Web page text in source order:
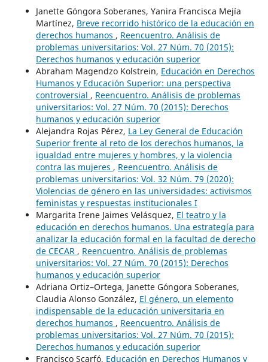
Janette Góngora Soberanes, Yanira Francisca Mejía
Martínez, Breve recorrido histórico de la educación en
derechos humanos , Reencuentro. Análisis de
problemas universitarios: Vol. 27 Núm. 70 (2015):
Derechos humanos y educación superior
Abraham Magendzo Kolstrein, Educación en Derechos
Humanos y Educación Superior: una perspectiva
controversial , Reencuentro. Análisis de problemas
universitarios: Vol. 27 Núm. 70 (2015): Derechos
humanos y educación superior
Alejandra Rojas Pérez, La Ley General de Educación
Superior frente al reto de los derechos humanos, la
igualdad entre mujeres y hombres, y la violencia
contra las mujeres , Reencuentro. Análisis de
problemas universitarios: Vol. 32 Núm. 79 (2020):
Violencias de género en las universidades: activismos
feministas y respuestas institucionales I
Margarita Irene Jaimes Velásquez, El teatro y la
educación en derechos humanos. Una estrategía para
analizar la educación formal en la facultad de derecho
de CECAR , Reencuentro. Análisis de problemas
universitarios: Vol. 27 Núm. 70 (2015): Derechos
humanos y educación superior
Adriana Ortiz–Ortega, Janette Góngora Soberanes,
Claudia Alonso González, El género, un elemento
indispensable de la educación universitaria en
derechos humanos , Reencuentro. Análisis de
problemas universitarios: Vol. 27 Núm. 70 (2015):
Derechos humanos y educación superior
Francisco Scarfó, Educación en Derechos Humanos y